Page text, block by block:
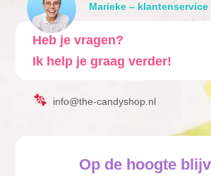
Marieke – klantenservice
Heb je vragen?
Ik help je graag verder!
info@the-candyshop.nl
Op de hoogte